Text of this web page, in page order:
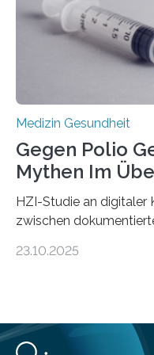
Schwachstelle im
Medulloblastoms
Stiftung unterstützte
Medizin Gesundheit
Gegen Polio
Mythen Im
HZI-Studie an digitaler
zwischen
Kinderlähmung, ist eine
nur noch in zwei
23.10.2025